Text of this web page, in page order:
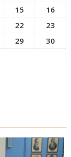
15
16
22
23
29
30